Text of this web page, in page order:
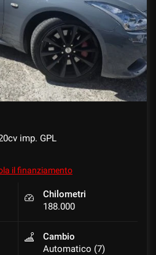
imp. GPL
il finanziamento
Chilometri
188.000
Cambio
Automatico (7)